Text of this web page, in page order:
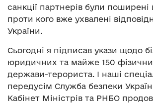
санкції партнерів були поширені
проти кого вже ухвалені
України.
Сьогодні я підписав укази щодо
юридичних та майже 150
держави-терориста. І наші
передусім Служба безпеки
Кабінет Міністрів та РНБО